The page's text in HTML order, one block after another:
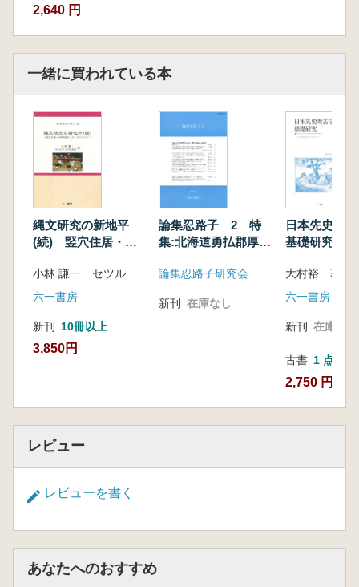
2,640 円
一緒に買われている本
縄文研究の新地平
(続) 竪穴住居・集
ザイン
六一書房
新刊 10冊以上
3,850円
論集忍路子 2 特
集:北海道勇払郡厚真
石器地点の調査研究
論集忍路子研究会
新刊 在庫なし
日本先史考
基礎研究 山
人々
大村裕 著
六一書房
新刊 在庫なし
古書 1 点
2,750 円
レビュー
レビューを書く
あなたへのおすすめ